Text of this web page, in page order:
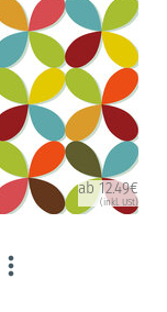
ab 12.49€
(inkl. USt)